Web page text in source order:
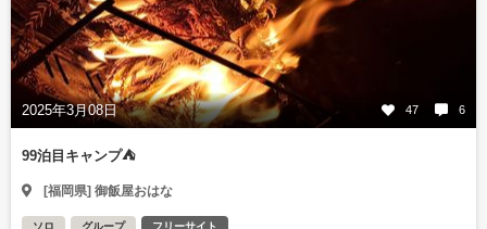
2025年3月08日 47 6
99泊目キャンプ⛺
[福岡県] 御飯屋おはな
ソロ グループ フリーサイト